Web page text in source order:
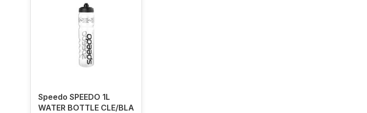
Speedo SPEEDO 1L
WATER BOTTLE CLE/BLA